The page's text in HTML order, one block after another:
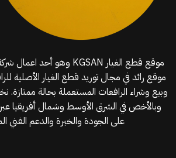
موقع رائد في مجال توريد قطع الغيار الأصلية
وبيع وشراء الرافعات المستعملة بحالة ممتازة.
وبالأخص في الشرق الأوسط وشمال أفريقيا
على الجودة والخبرة والدعم